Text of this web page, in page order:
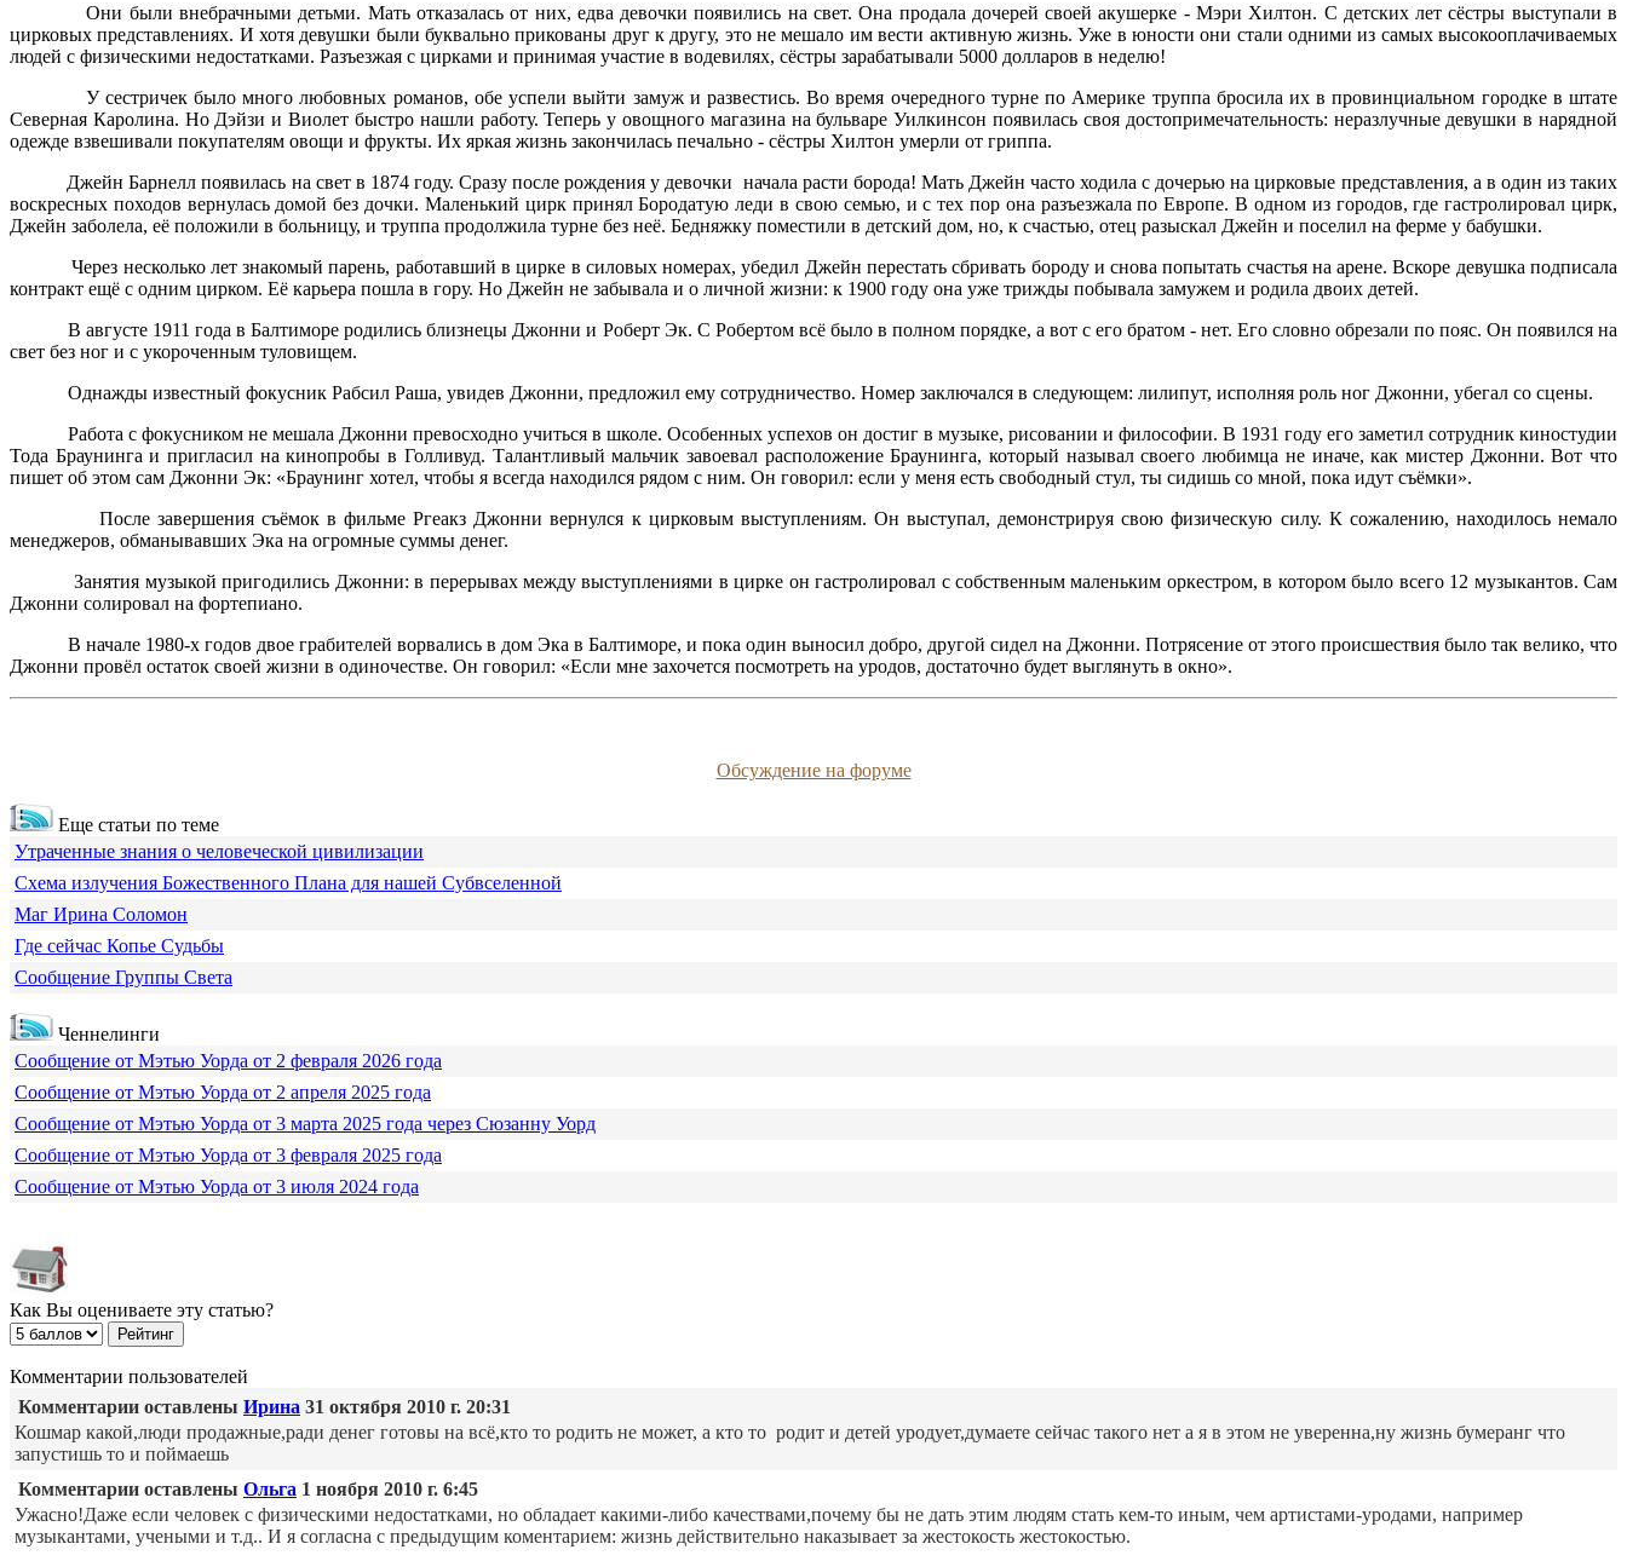
Они были внебрачными детьми. Мать отказалась от них, едва девочки появились на свет. Она продала дочерей своей акушерке - Мэри Хилтон. С детских лет сёстры выступали в
цирковых представлениях. И хотя девушки были буквально прикованы друг к другу, это не мешало им вести активную жизнь. Уже в юности они стали одними из самых высокооплачиваемых
людей с физическими недостатками. Разъезжая с цирками и принимая участие в водевилях, сёстры зарабатывали 5000 долларов в неделю!
У сестричек было много любовных романов, обе успели выйти замуж и развестись. Во время очередного турне по Америке труппа бросила их в провинциальном городке в штате
Северная Каролина. Но Дэйзи и Виолет быстро нашли работу. Теперь у овощного магазина на бульваре Уилкинсон появилась своя достопримечательность: неразлучные девушки в нарядной
одежде взвешивали покупателям овощи и фрукты. Их яркая жизнь закончилась печально - сёстры Хилтон умерли от гриппа.
Джейн Барнелл появилась на свет в 1874 году. Сразу после рождения у девочки начала расти борода! Мать Джейн часто ходила с дочерью на цирковые представления, а в один из таких
воскресных походов вернулась домой без дочки. Маленький цирк принял Бородатую леди в свою семью, и с тех пор она разъезжала по Европе. В одном из городов, где гастролировал цирк,
Джейн заболела, её положили в больницу, и труппа продолжила турне без неё. Бедняжку поместили в детский дом, но, к счастью, отец разыскал Джейн и поселил на ферме у бабушки.
Через несколько лет знакомый парень, работавший в цирке в силовых номерах, убедил Джейн перестать сбривать бороду и снова попытать счастья на арене. Вскоре девушка подписала
контракт ещё с одним цирком. Её карьера пошла в гору. Но Джейн не забывала и о личной жизни: к 1900 году она уже трижды побывала замужем и родила двоих детей.
В августе 1911 года в Балтиморе родились близнецы Джонни и Роберт Эк. С Робертом всё было в полном порядке, а вот с его братом ­- нет. Его словно обрезали по пояс. Он появился на
свет без ног и с укороченным туловищем.
Однажды известный фокусник Рабсил Раша, увидев Джонни, предложил ему сотрудничество. Номер заключался в следующем: лилипут, исполняя роль ног Джонни, убегал со сцены.
Работа с фокусником не мешала Джонни превосходно учиться в школе. Особенных успехов он достиг в музыке, рисовании и философии. В 1931 году его заметил сотрудник киностудии
Тода Браунинга и пригласил на кинопробы в Голливуд. Талантливый мальчик завоевал расположение Браунинга, который называл своего любимца не иначе, как мистер Джонни. Вот что
пишет об этом сам Джонни Эк: «Браунинг хотел, чтобы я всегда находился рядом с ним. Он говорил: если у меня есть свободный стул, ты сидишь со мной, пока идут съёмки».
После завершения съёмок в фильме Ргеакз Джонни вернулся к цирковым выступлениям. Он выступал, демонстрируя свою физическую силу. К сожалению, находилось немало
менеджеров, обманывавших Эка на огромные суммы денег.
Занятия музыкой пригодились Джонни: в перерывах между выступлениями в цирке он гастролировал с собственным маленьким оркестром, в котором было всего 12 музыкантов. Сам
Джонни солировал на фортепиано.
В начале 1980-х годов двое грабителей ворвались в дом Эка в Балтиморе, и пока один выносил добро, другой сидел на Джонни. Потрясение от этого происшествия было так велико, что
Джонни провёл остаток своей жизни в одиночестве. Он говорил: «Если мне захочется посмотреть на уродов, достаточно будет выглянуть в окно».
Обсуждение на форуме
Еще статьи по теме
Утраченные знания о человеческой цивилизации
Схема излучения Божественного Плана для нашей Субвселенной
Маг Ирина Соломон
Где сейчас Копье Судьбы
Сообщение Группы Света
Ченнелинги
Сообщение от Мэтью Уорда от 2 февраля 2026 года
Сообщение от Мэтью Уорда от 2 апреля 2025 года
Сообщение от Мэтью Уорда от 3 марта 2025 года через Сюзанну Уорд
Сообщение от Мэтью Уорда от 3 февраля 2025 года
Сообщение от Мэтью Уорда от 3 июля 2024 года
Как Вы оцениваете эту статью?
Комментарии пользователей
Комментарии оставлены Ирина 31 октября 2010 г. 20:31
Кошмар какой,люди продажные,ради денег готовы на всё,кто то родить не может, а кто то родит и детей уродует,думаете сейчас такого нет а я в этом не уверенна,ну жизнь бумеранг что
запустишь то и поймаешь
Комментарии оставлены Ольга 1 ноября 2010 г. 6:45
Ужасно!Даже если человек с физическими недостатками, но обладает какими-либо качествами,почему бы не дать этим людям стать кем-то иным, чем артистами-уродами, например
музыкантами, учеными и т.д.. И я согласна с предыдущим коментарием: жизнь действительно наказывает за жестокость жестокостью.